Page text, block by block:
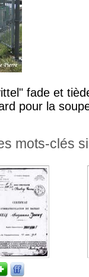
fade et
pour la
mots-clés